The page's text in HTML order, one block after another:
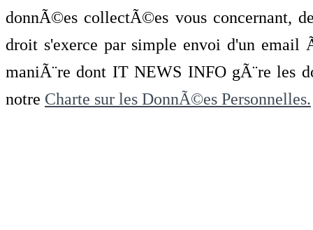
donnÃ©es collectÃ©es vous concernant,
droit s'exerce par simple envoi d'un
maniÃ¨re dont IT NEWS INFO gÃ¨re les
notre Charte sur les DonnÃ©es Personnelles.